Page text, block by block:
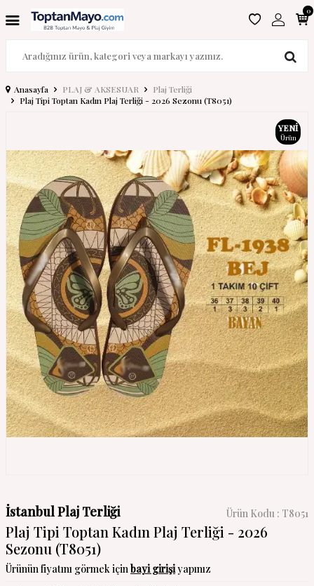
0
Anasayfa PLAJ & AKSESUAR
Plaj Terliği
Plaj Tipi Toptan Kadın Plaj Terliği - 2026 Sezonu (T8051)
YENI
Ürün
İstanbul Plaj Terliği Ürün Kodu : T8051
Plaj Tipi Toptan Kadın Plaj Terliği - 2026
Sezonu (T8051)
Ürünün fiyatını görmek içinbayi girişiyapınız